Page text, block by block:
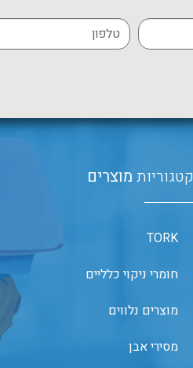
קטגוריות מוצרים
TORK
חומרי ניקוי כלליים
מוצרים נלווים
מסירי אבן